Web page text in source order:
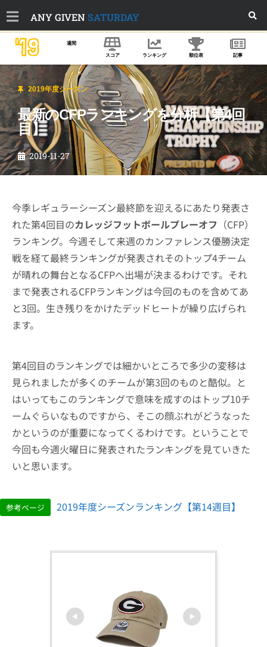
ANY GIVEN SATURDAY
'19 週間
スコア ランキング 順位表 記事
2019年度シーズン
最新のCFPランキングを分析【第4回
目】
2019-11-27
今季レギュラーシーズン最終節を迎えるにあたり発表さ
れた第4回目のカレッジフットボールプレーオフ （CFP）
ランキング。今週そして来週のカンファレンス優勝決定
戦を経て最終ランキングが発表されそのトップ4チーム
が晴れの舞台となるCFPへ出場が決まるわけです。それ
まで発表されるCFPランキングは今回のものを含めてあ
と3回。生き残りをかけたデッドヒートが繰り広げられ
ます。
第4回目のランキングでは細かいところで多少の変移は
見られましたが多くのチームが第3回のものと酷似。と
はいってもこのランキングで意味を成すのはトップ10チ
ームぐらいなものですから、そこの顔ぶれがどうなった
かというのが重要になってくるわけです。ということで
今回も今週火曜日に発表されたランキングを見ていきた
いと思います。
参考ページ 2019年度シーズンランキング【第14週目】